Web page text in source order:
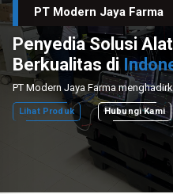
PT Modern Jaya Farma
Penyedia Solusi
Berkualitas di
Lihat Produk Hubungi Kami